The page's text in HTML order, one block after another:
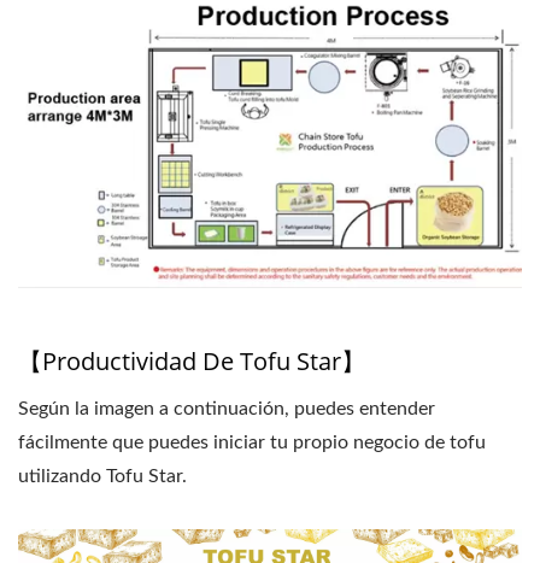
MÁQUINA DE TOFU
COMERCIAL / LÍDER DE
LA MAQUINARIA
AUTOMÁTICA PARA LA
FABRICACIÓN DE TOFU
Y LECHE DE SOYA CON
LA SEGURIDAD
ALIMENTARIA.
【Productividad De Tofu Star】
Según la imagen a continuación, puedes entender
fácilmente que puedes iniciar tu propio negocio de tofu
utilizando Tofu Star.